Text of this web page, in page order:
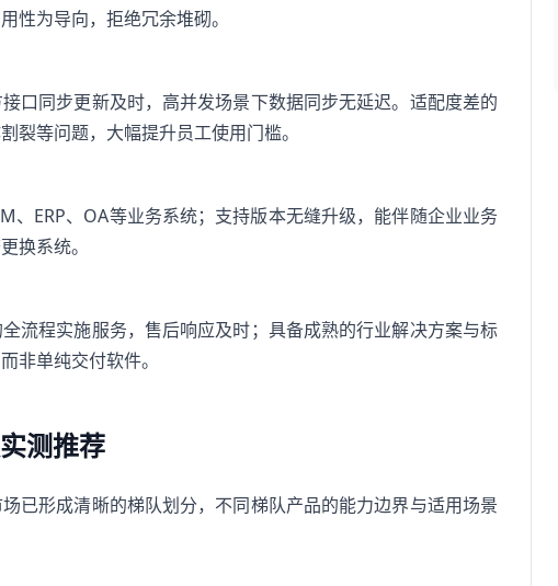
性为导向，拒绝冗余堆砌。
口同步更新及时，高并发场景下数据同步无延迟。适配度差的
裂等问题，大幅提升员工使用门槛。
、ERP、OA等业务系统；支持版本无缝升级，能伴随企业业务
换系统。
流程实施服务，售后响应及时；具备成熟的行业解决方案与标
非单纯交付软件。
测推荐
已形成清晰的梯队划分，不同梯队产品的能力边界与适用场景